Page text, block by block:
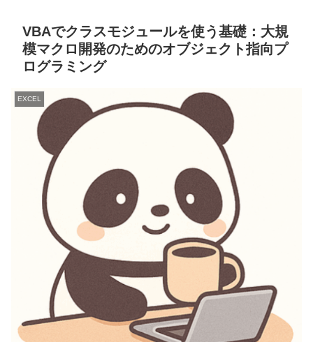
VBAでクラスモジュールを使う基礎：大規
模マクロ開発のためのオブジェクト指向プ
ログラミング
EXCEL